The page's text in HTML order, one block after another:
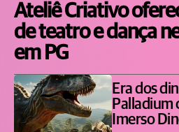
Ateliê Criativo
de teatro e dança
em PG
Era dos
Palladium
Imerso